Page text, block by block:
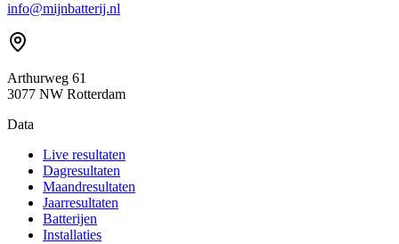
info@mijnbatterij.nl
Arthurweg 61
3077 NW Rotterdam
Data
Live resultaten
Dagresultaten
Maandresultaten
Jaarresultaten
Batterijen
Installaties